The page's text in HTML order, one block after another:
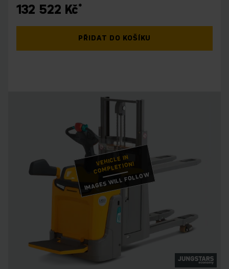
132 522 Kč
PŘIDAT DO KOŠÍKU
VEHICLE IN
COMPLETION!
IMAGES WILL FOLLOW